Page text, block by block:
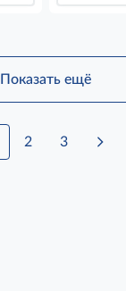
Показать ещё
2 3